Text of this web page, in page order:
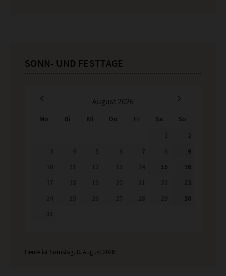
SONN- UND FESTTAGE
August 2026
Mo Di Mi Do Fr Sa
So
9
15
16
23
30
Heute ist Samstag, 8. August 2026